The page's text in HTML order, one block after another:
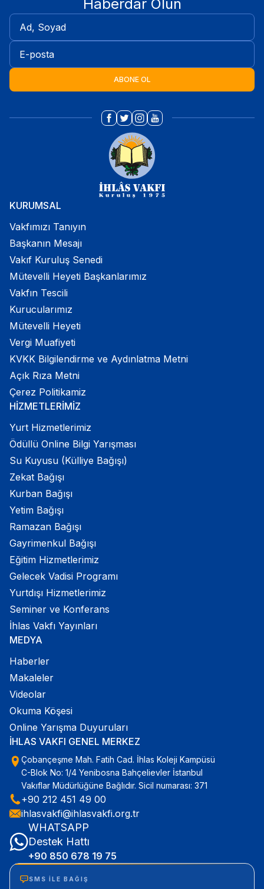
Haberdar Olun
ABONE OL
KURUMSAL
Vakfımızı Tanıyın
Başkanın Mesajı
Vakıf Kuruluş Senedi
Mütevelli Heyeti Başkanlarımız
Vakfın Tescili
Kurucularımız
Mütevelli Heyeti
Vergi Muafiyeti
KVKK Bilgilendirme ve Aydınlatma Metni
Açık Rıza Metni
Çerez Politikamiz
HİZMETLERİMİZ
Yurt Hizmetlerimiz
Ödüllü Online Bilgi Yarışması
Su Kuyusu (Külliye Bağışı)
Zekat Bağışı
Kurban Bağışı
Yetim Bağışı
Ramazan Bağışı
Gayrimenkul Bağışı
Eğitim Hizmetlerimiz
Gelecek Vadisi Programı
Yurtdışı Hizmetlerimiz
Seminer ve Konferans
İhlas Vakfı Yayınları
MEDYA
Haberler
Makaleler
Videolar
Okuma Köşesi
Online Yarışma Duyuruları
İHLAS VAKFI GENEL MERKEZ
Çobançeşme Mah. Fatih Cad. İhlas Koleji Kampüsü
C-Blok No: 1/4 Yenibosna Bahçelievler İstanbul
Vakıflar Müdürlüğüne Bağlıdır. Sicil numarası: 371
+90 212 451 49 00
ihlasvakfi@ihlasvakfi.org.tr
WHATSAPP
Destek Hattı
+90 850 678 19 75
SMS ILE BAĞIŞ